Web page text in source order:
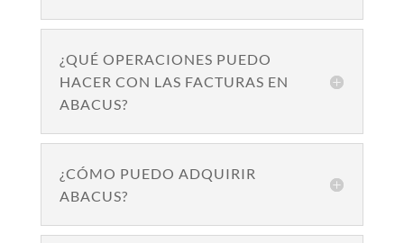
¿QUÉ OPERACIONES PUEDO
HACER CON LAS FACTURAS EN
ABACUS?
¿CÓMO PUEDO ADQUIRIR
ABACUS?